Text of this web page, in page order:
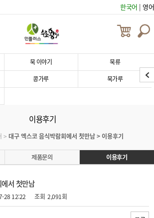
한국어 | 영어
묵 이야기
묵류
콩가루
묵가루
이용후기
> 대구 엑스코 음식박람회에서 첫만남 > 이용후기
제품문의 이용후기
서 첫만남
28 12:22 조회 2,091회